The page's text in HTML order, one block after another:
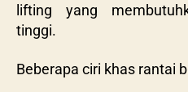
lifting yang
tinggi.
Beberapa ciri khas rantai